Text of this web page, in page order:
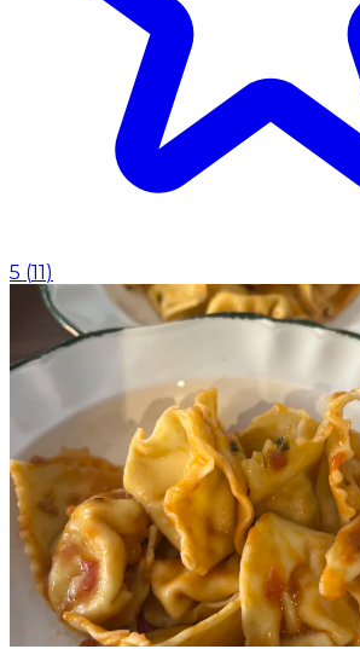
5 (11)